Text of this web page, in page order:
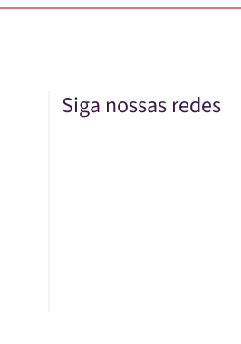
Siga nossas redes